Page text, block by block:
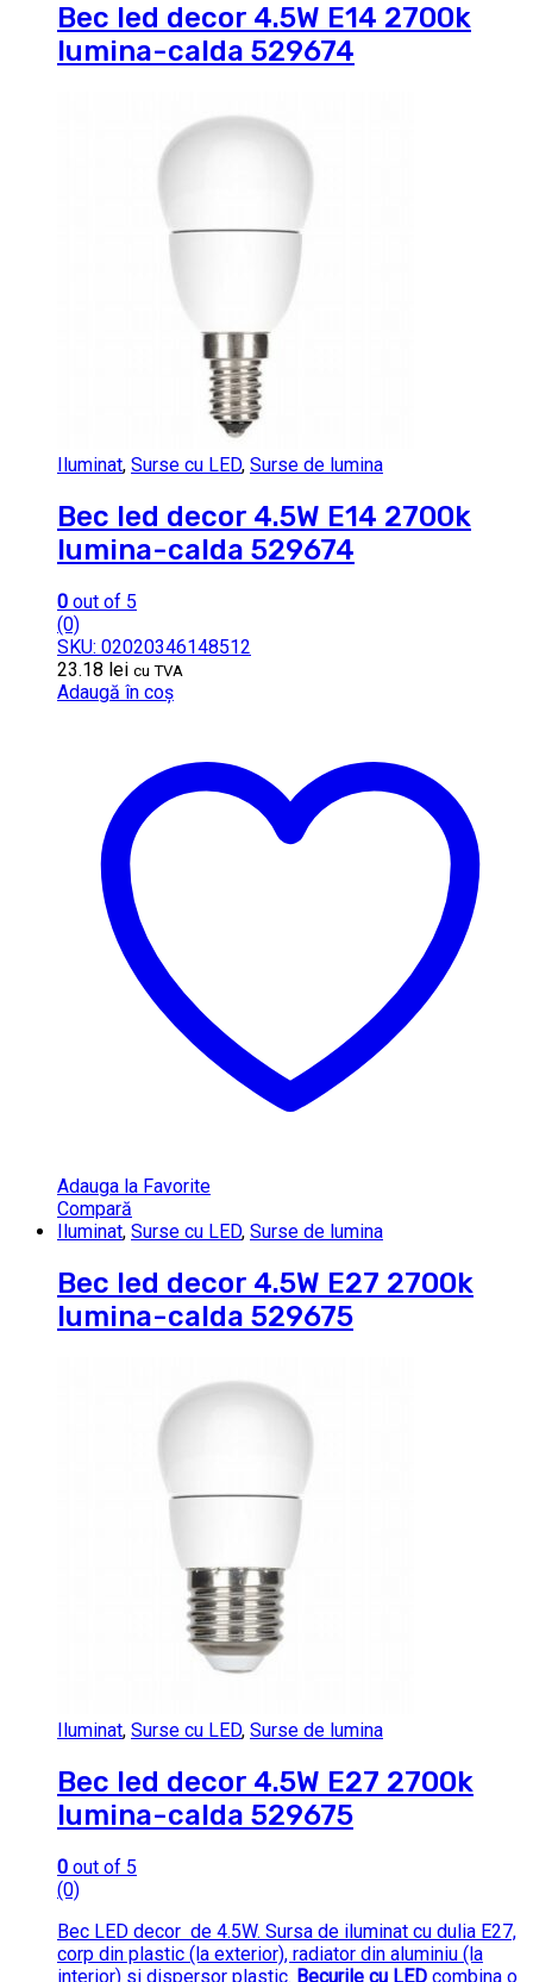
Bec led decor 4.5W E14 2700k
lumina-calda 529674
Iluminat, Surse cu LED, Surse de lumina
Bec led decor 4.5W E14 2700k
lumina-calda 529674
0 out of 5
(0)
SKU: 02020346148512
23.18 lei cu TVA
Adaugă în coș
Adauga la Favorite
Compară
Iluminat, Surse cu LED, Surse de lumina
Bec led decor 4.5W E27 2700k
lumina-calda 529675
Iluminat, Surse cu LED, Surse de lumina
Bec led decor 4.5W E27 2700k
lumina-calda 529675
0 out of 5
(0)
Bec LED decor de 4.5W. Sursa de iluminat cu dulia E27,
corp din plastic (la exterior), radiator din aluminiu (la
interior) si dispersor plastic. Becurile cu LED combina o